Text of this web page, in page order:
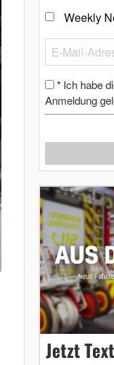
Weekly
* Ich habe
Anmeldung
Jetzt